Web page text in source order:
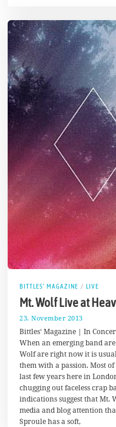
BITTLES' MAGAZINE / LIVE
Mt. Wolf Live at
23. November 2013
7
.
A
u
g
s
t
2
0
1
Bittles‘ Magazine | In
When an emerging band
Wolf are right now it is
them with a passion. Most
last few years here in
chugging out faceless crap
indications suggest that
media and blog attention
Sproule has a soft,